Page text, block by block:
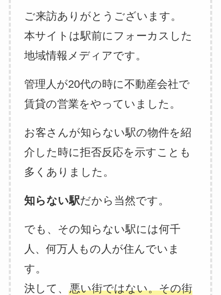
ご来訪ありがとうございます。
本サイトは駅前にフォーカスした
地域情報メディアです。
管理人が20代の時に不動産会社で
賃貸の営業をやっていました。
お客さんが知らない駅の物件を紹
介した時に拒否反応を示すことも
多くありました。
知らない駅だから当然です。
でも、その知らない駅には何千
人、何万人もの人が住んでいま
す。
決して、 悪い街ではない。その街